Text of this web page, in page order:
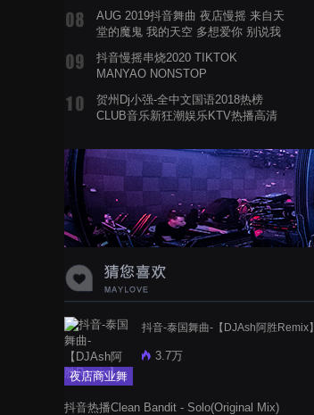
AUG 2019抖音舞曲 夜店慢摇 来自天
堂的魔鬼 我的天空 多想爱你 别说我
抖音慢摇串烧2020 TIKTOK
MANYAO NONSTOP
蝉爸爸妈妈爱存在夏天的风是想你的
声音啊
贺州Dj小强-全中文国语2018热榜
CLUB音乐新狂潮娱乐KTV热播高清
夜店商业舞
抖音-泰国舞曲-【DJAsh阿胜Remix】
3.7万
抖音热播Clean Bandit - Solo(Original Mix)